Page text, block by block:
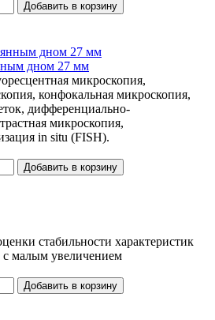
Добавить в корзину
дном 27 мм
микроскопия,
конфокальная микроскопия,
дифференциально-
микроскопия,
in situ (FISH).
Добавить в корзину
стабильности характеристик
с малым увеличением
Добавить в корзину